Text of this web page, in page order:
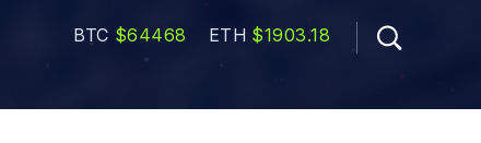
BTC $64468 ETH $1903.18